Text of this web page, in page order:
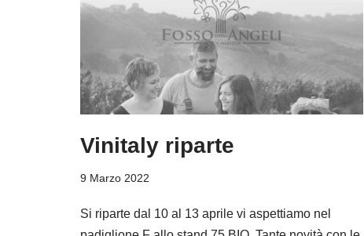
Vinitaly riparte
9 Marzo 2022
Si riparte dal 10 al 13 aprile vi aspettiamo nel